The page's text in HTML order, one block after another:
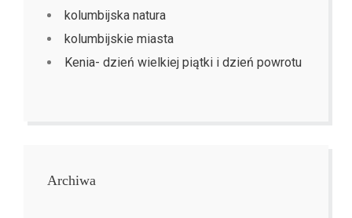
kolumbijska natura
kolumbijskie miasta
Kenia- dzień wielkiej piątki i dzień powrotu
Archiwa